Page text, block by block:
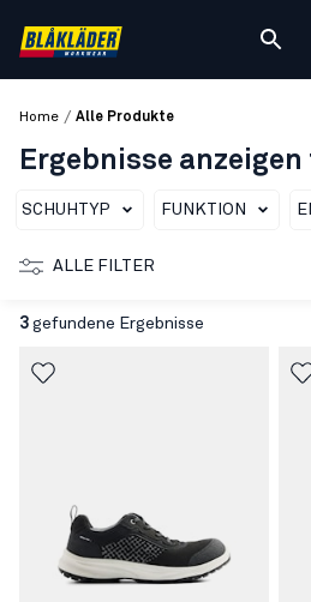
Home / Alle Produkte
Ergebnisse
SCHUHTYP FUNKTION
ALLE FILTER
3 gefundene Ergebnisse